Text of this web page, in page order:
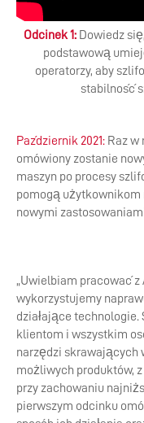
Odcinek 1: Dowiedz
podstawową
operatorzy, aby
stabilność
Październik 2021: Raz w
omówiony zostanie
maszyn po procesy
pomogą użytkownikom
nowymi
„Uwielbiam pracować
wykorzystujemy
działające
klientom i wszystkim
narzędzi skrawających
możliwych produktów,
przy zachowaniu
pierwszym odcinku